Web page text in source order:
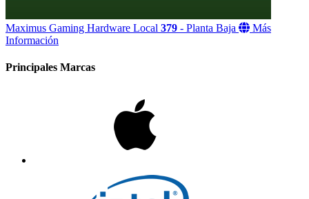
Maximus Gaming Hardware Local 379 - Planta Baja
Más
Información
Principales Marcas